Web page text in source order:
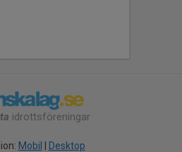
idrottsföreningar
Mobil Desktop